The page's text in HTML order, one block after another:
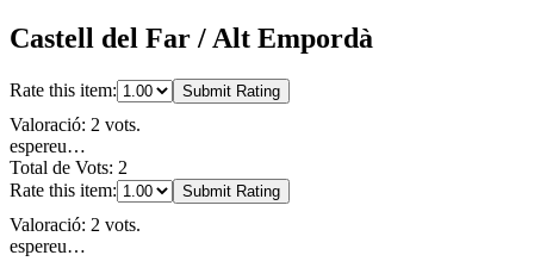
Castell del Far / Alt Empordà
Rate this item: Submit Rating
Valoració: 2 vots.
espereu…
Total de Vots: 2
Rate this item:
Submit Rating
Valoració: 2 vots.
espereu…